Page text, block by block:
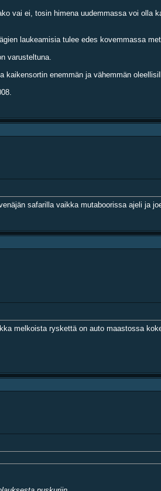
vai ei, tosin himena uudemmassa voi
laukeamisia tulee edes kovemmassa
varusteltuna.
enemmän ja vähemmän
safarilla vaikka mutaboorissa ajeli
melkoista ryskettä on auto maastossa